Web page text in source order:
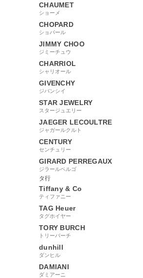
CHAUMET
ショーメ
CHOPARD
ショパール
JIMMY CHOO
ジミーチュウ
CHARRIOL
シャリオール
GIVENCHY
ジバンシイ
STAR JEWELRY
スタージュエリー
JAEGER LECOULTRE
ジャガールクルト
CENTURY
センチュリー
GIRARD PERREGAUX
ジラールペルゴ
タ行
Tiffany & Co
ティファニー
TAG Heuer
タグホイヤー
TORY BURCH
トリーバーチ
dunhill
ダンヒル
DAMIANI
ダミアーニ